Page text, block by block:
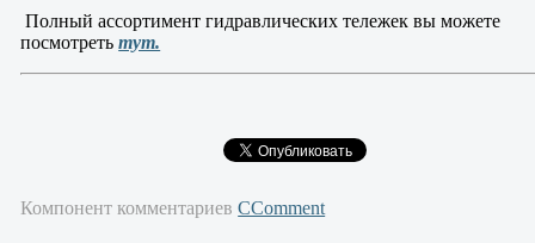
Полный ассортимент гидравлических тележек вы можете
посмотреть тут.
Компонент комментариевCComment